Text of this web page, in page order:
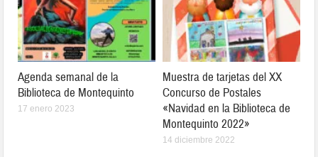
Agenda semanal de la
Biblioteca de Montequinto
17 enero 2023
Muestra de tarjetas del XX
Concurso de Postales
«Navidad en la Biblioteca de
Montequinto 2022»
14 diciembre 2022